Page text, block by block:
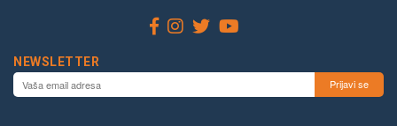
NEWSLETTER